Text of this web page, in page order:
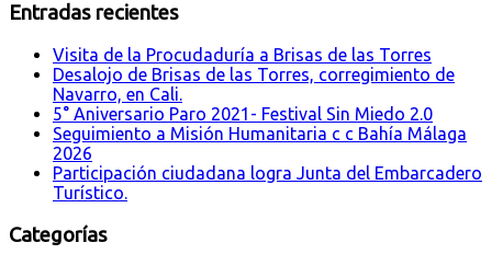
Entradas recientes
Visita de la Procudaduría a Brisas de las Torres
Desalojo de Brisas de las Torres, corregimiento de
Navarro, en Cali.
5° Aniversario Paro 2021- Festival Sin Miedo 2.0
Seguimiento a Misión Humanitaria c c Bahía Málaga
2026
Participación ciudadana logra Junta del Embarcadero
Turístico.
Categorías